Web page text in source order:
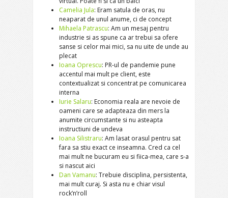
Camelia Jula: Eram satula de oras, nu
neaparat de unul anume, ci de concept
Mihaela Patrascu: Am un mesaj pentru
industrie si as spune ca ar trebui sa ofere
sanse si celor mai mici, sa nu uite de unde au
plecat
Ioana Oprescu: PR-ul de pandemie pune
accentul mai mult pe client, este
contextualizat si concentrat pe comunicarea
interna
Iurie Salaru: Economia reala are nevoie de
oameni care se adapteaza din mers la
anumite circumstante si nu asteapta
instructiuni de undeva
Ioana Silistraru: Am lasat orasul pentru sat
fara sa stiu exact ce inseamna. Cred ca cel
mai mult ne bucuram eu si fiica-mea, care s-a
si nascut aici
Dan Vamanu: Trebuie disciplina, persistenta,
mai mult curaj. Si asta nu e chiar visul
rock’n’roll